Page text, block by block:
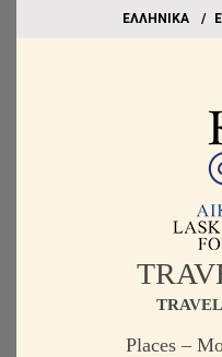
EΛΛΗΝΙΚΑ
Places –